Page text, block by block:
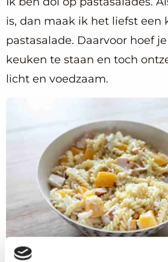
is, dan maak ik het liefst een
pastasalade. Daarvoor hoef
keuken te staan en toch
licht en voedzaam.